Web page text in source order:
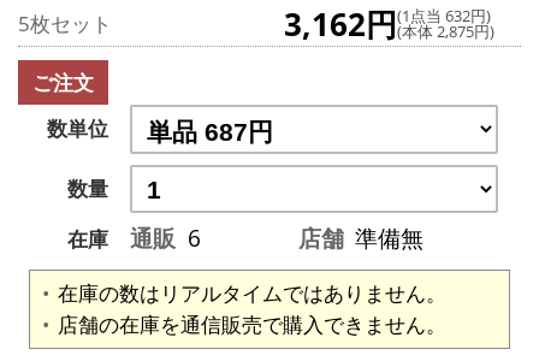
5枚セット 3,162円(1点当 632円)
(本体 2,875円)
ご注文
数単位
数量
在庫
通販 6 店舗 準備無
在庫の数はリアルタイムではありません。
店舗の在庫を通信販売で購入できません。